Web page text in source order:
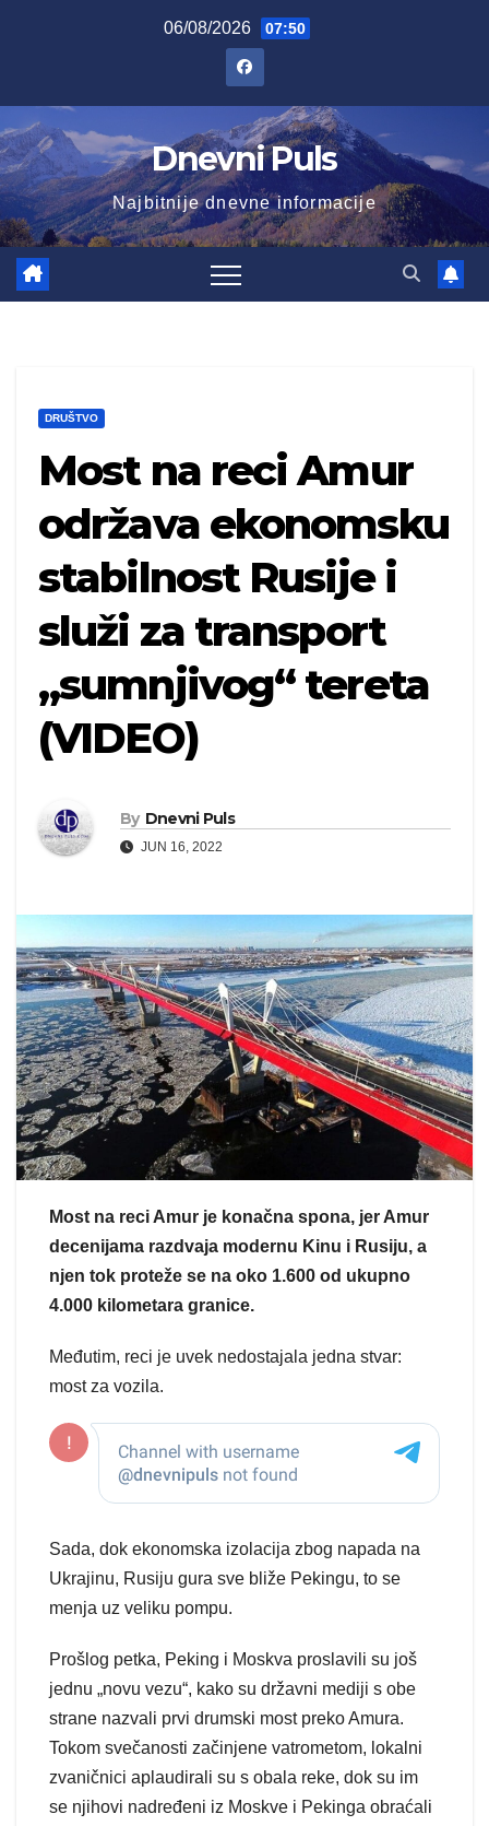
06/08/2026 07:50
Dnevni Puls
Najbitnije dnevne informacije
DRUŠTVO
Most na reci Amur
održava ekonomsku
stabilnost Rusije i
služi za transport
„sumnjivog“ tereta
(VIDEO)
By Dnevni Puls
JUN 16, 2022
Most na reci Amur je konačna spona, jer Amur
decenijama razdvaja modernu Kinu i Rusiju, a
njen tok proteže se na oko 1.600 od ukupno
4.000 kilometara granice.
Međutim, reci je uvek nedostajala jedna stvar:
most za vozila.
Sada, dok ekonomska izolacija zbog napada na
Ukrajinu, Rusiju gura sve bliže Pekingu, to se
menja uz veliku pompu.
Prošlog petka, Peking i Moskva proslavili su još
jednu „novu vezu“, kako su državni mediji s obe
strane nazvali prvi drumski most preko Amura.
Tokom svečanosti začinjene vatrometom, lokalni
zvaničnici aplaudirali su s obala reke, dok su im
se njihovi nadređeni iz Moskve i Pekinga obraćali